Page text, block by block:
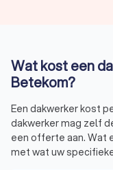
Wat kost een
Betekom?
Een dakwerker kost
dakwerker mag zelf
een offerte aan. Wat
met wat uw